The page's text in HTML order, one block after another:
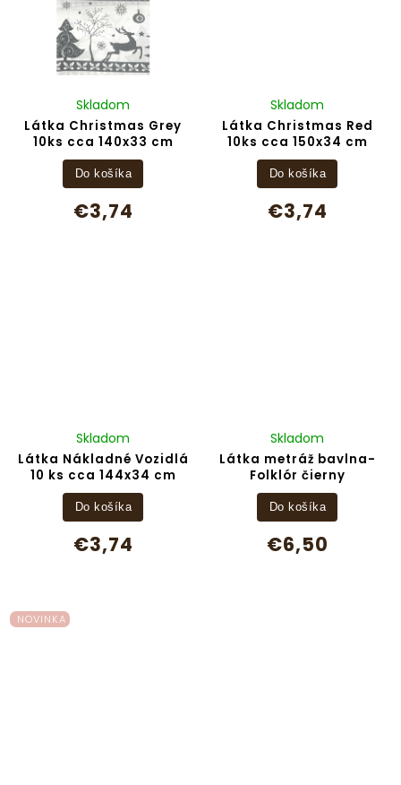
Látka Christmas Grey
10ks cca 140x33 cm
Skladom
€3,74
Do košíka
Látka Christmas Red
10ks cca 150x34 cm
Skladom
€3,74
Do košíka
Látka Nákladné Vozidlá
10 ks cca 144x34 cm
Skladom
€3,74
Do košíka
Látka metráž bavlna-
Folklór čierny
Skladom
€6,50
Do košíka
NOVINKA